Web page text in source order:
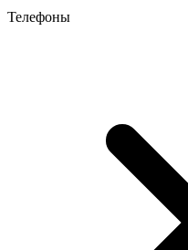
Телефоны